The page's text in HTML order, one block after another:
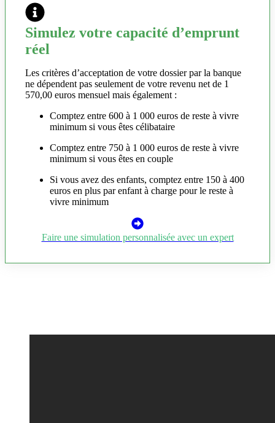
Simulez votre capacité d’emprunt
réel
Les critères d’acceptation de votre dossier par la banque
ne dépendent pas seulement de votre revenu net de 1
570,00 euros mensuel mais également :
Comptez entre 600 à 1 000 euros de reste à vivre
minimum si vous êtes célibataire
Comptez entre 750 à 1 000 euros de reste à vivre
minimum si vous êtes en couple
Si vous avez des enfants, comptez entre 150 à 400
euros en plus par enfant à charge pour le reste à
vivre minimum
Faire une simulation personnalisée avec un expert